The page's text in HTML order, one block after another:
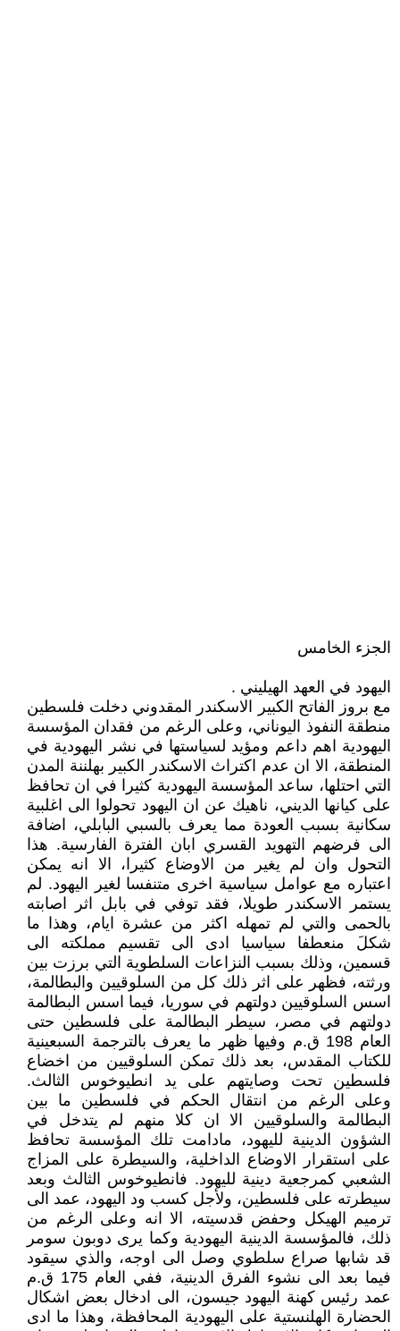
الجزء الخامس
اليهود في العهد الهيليني .
مع بروز الفاتح الكبير الاسكندر المقدوني دخلت فلسطين
منطقة النفوذ اليوناني، وعلى الرغم من فقدان المؤسسة
اليهودية اهم داعم ومؤيد لسياستها في نشر اليهودية في
المنطقة، الا ان عدم اكتراث الاسكندر الكبير بهلننة المدن
التي احتلها، ساعد المؤسسة اليهودية كثيرا في ان تحافظ
على كيانها الديني، ناهيك عن ان اليهود تحولوا الى اغلبية
سكانية بسبب العودة مما يعرف بالسبي البابلي، اضافة
الى فرضهم التهويد القسري ابان الفترة الفارسية. هذا
التحول وان لم يغير من الاوضاع كثيرا، الا انه يمكن
اعتباره مع عوامل سياسية اخرى متنفسا لغير اليهود. لم
يستمر الاسكندر طويلا، فقد توفي في بابل اثر اصابته
بالحمى والتي لم تمهله اكثر من عشرة ايام، وهذا ما
شكلَ منعطفا سياسيا ادى الى تقسيم مملكته الى
قسمين، وذلك بسبب النزاعات السلطوية التي برزت بين
ورثته، فظهر على اثر ذلك كل من السلوقيين والبطالمة،
اسس السلوقيين دولتهم في سوريا، فيما اسس البطالمة
دولتهم في مصر، سيطر البطالمة على فلسطين حتى
العام 198 ق.م وفيها ظهر ما يعرف بالترجمة السبعينية
للكتاب المقدس، بعد ذلك تمكن السلوقيين من اخضاع
فلسطين تحت وصايتهم على يد انطيوخوس الثالث.
وعلى الرغم من انتقال الحكم في فلسطين ما بين
البطالمة والسلوقيين الا ان كلا منهم لم يتدخل في
الشؤون الدينية لليهود، مادامت تلك المؤسسة تحافظ
على استقرار الاوضاع الداخلية، والسيطرة على المزاج
الشعبي كمرجعية دينية لليهود. فانطيوخوس الثالث وبعد
سيطرته على فلسطين، ولأجل كسب ود اليهود، عمد الى
ترميم الهيكل وحفض قدسيته، الا انه وعلى الرغم من
ذلك، فالمؤسسة الدينية اليهودية وكما يرى دوبون سومر
قد شابها صراع سلطوي وصل الى اوجه، والذي سيقود
فيما بعد الى نشوء الفرق الدينية، ففي العام 175 ق.م
عمد رئيس كهنة اليهود جيسون، الى ادخال بعض اشكال
الحضارة الهلنستية على اليهودية المحافظة، وهذا ما ادى